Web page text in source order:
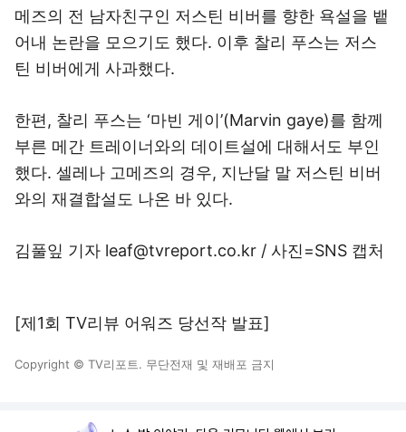
메즈의 전 남자친구인 저스틴 비버를 향한 욕설을 뱉
어내 논란을 모으기도 했다. 이후 찰리 푸스는 저스
틴 비버에게 사과했다.
한편, 찰리 푸스는 ‘마빈 게이’(Marvin gaye)를 함께
부른 메간 트레이너와의 데이트설에 대해서도 부인
했다. 셀레나 고메즈의 경우, 지난달 말 저스틴 비버
와의 재결합설도 나온 바 있다.
김풀잎 기자 leaf@tvreport.co.kr / 사진=SNS 캡처
[제1회 TV리뷰 어워즈 당선작 발표]
Copyright © TV리포트. 무단전재 및 재배포 금지